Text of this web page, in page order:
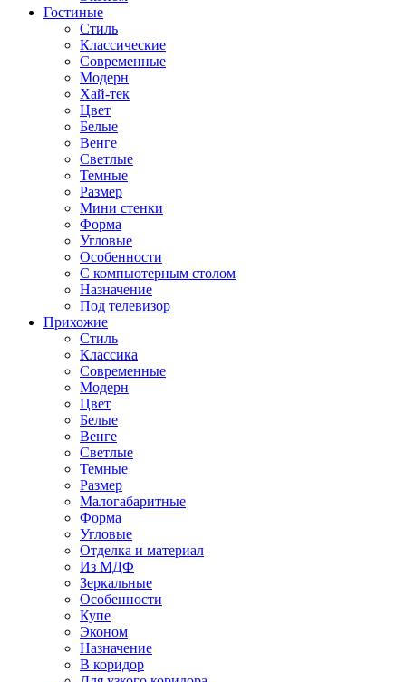
Гостиные
Стиль
Классические
Современные
Модерн
Хай-тек
Цвет
Белые
Венге
Светлые
Темные
Размер
Мини стенки
Форма
Угловые
Особенности
С компьютерным столом
Назначение
Под телевизор
Прихожие
Стиль
Классика
Современные
Модерн
Цвет
Белые
Венге
Светлые
Темные
Размер
Малогабаритные
Форма
Угловые
Отделка и материал
Из МДФ
Зеркальные
Особенности
Купе
Эконом
Назначение
В коридор